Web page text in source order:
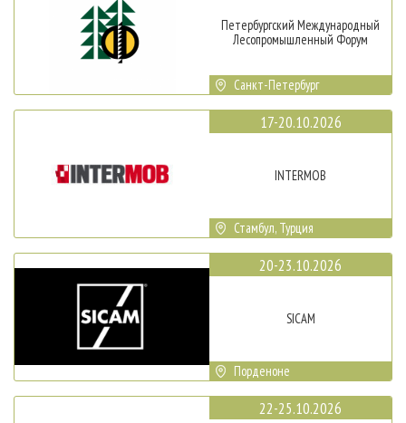
Петербургский Международный
Лесопромышленный Форум
Санкт-Петербург
17-20.10.2026
INTERMOB
Стамбул, Турция
20-23.10.2026
SICAM
Порденоне
22-25.10.2026